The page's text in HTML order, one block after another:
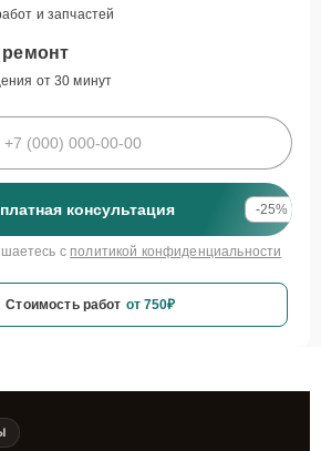
и запчастей
от 30 минут
консультация -25%
с политикой конфиденциальности
Стоимость работ от 750₽